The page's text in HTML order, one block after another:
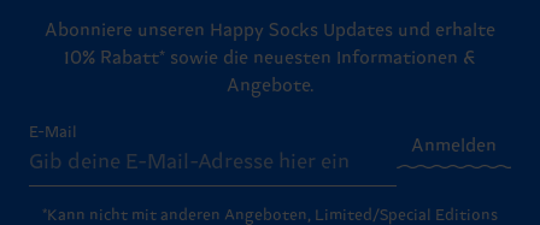
Abonniere unseren Happy Socks Updates und erhalte
10% Rabatt* sowie die neuesten Informationen &
Angebote.
E-Mail
Anmelden
*Kann nicht mit anderen Angeboten, Limited/Special Editions